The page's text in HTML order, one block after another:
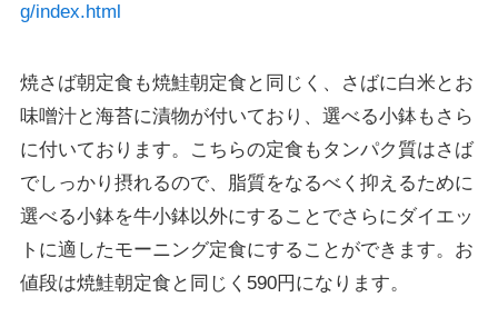
g/index.html
焼さば朝定食も焼鮭朝定食と同じく、さばに白米とお
味噌汁と海苔に漬物が付いており、選べる小鉢もさら
に付いております。こちらの定食もタンパク質はさば
でしっかり摂れるので、脂質をなるべく抑えるために
選べる小鉢を牛小鉢以外にすることでさらにダイエッ
トに適したモーニング定食にすることができます。お
値段は焼鮭朝定食と同じく590円になります。